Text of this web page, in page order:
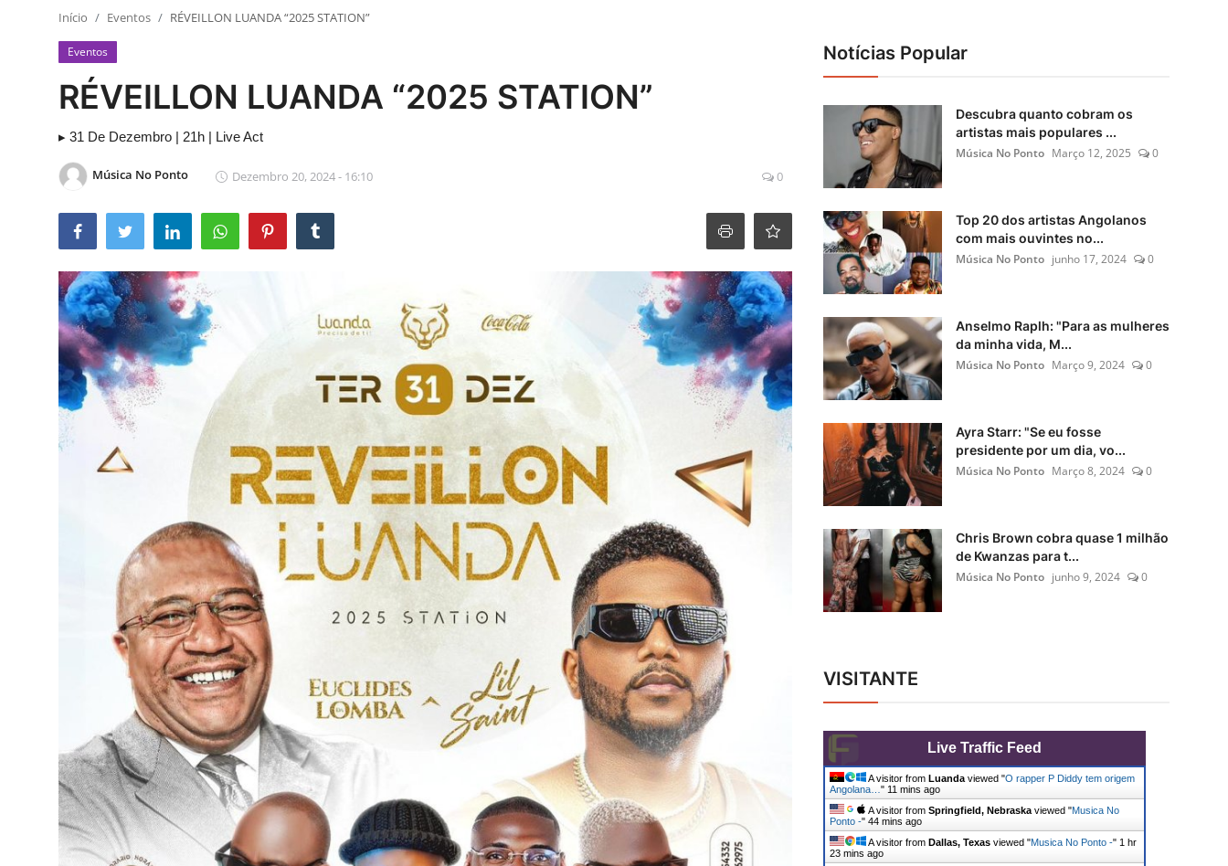
Início Eventos RÉVEILLON LUANDA “2025 STATION”
Eventos
RÉVEILLON LUANDA “2025 STATION”
▸ 31 De Dezembro | 21h | Live Act
Música No Ponto Dezembro 20, 2024 - 16:10 0
Notícias Popular
Descubra quanto cobram os
artistas mais populares ...
Música No Ponto Março 12, 2025 0
Top 20 dos artistas Angolanos
com mais ouvintes no...
Música No Ponto junho 17, 2024 0
Anselmo Raplh: "Para as mulheres
da minha vida, M...
Música No Ponto Março 9, 2024 0
Ayra Starr: "Se eu fosse
presidente por um dia, vo...
Música No Ponto Março 8, 2024 0
Chris Brown cobra quase 1 milhão
de Kwanzas para t...
Música No Ponto junho 9, 2024 0
VISITANTE
Live Traffic Feed
A visitor from Luandaviewed "O rapper P Diddy tem origem
Angolana… " 11 mins ago
A visitor from Springfield, Nebraskaviewed "Musica No
Ponto -" 44 mins ago
A visitor from Dallas, Texasviewed "Musica No Ponto -" 1 hr
23 mins ago